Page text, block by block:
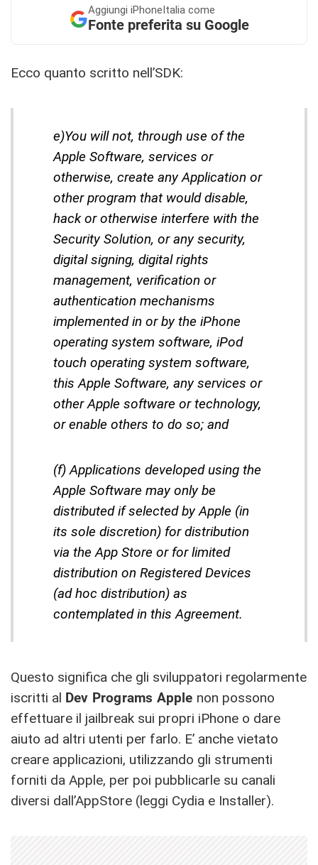
Aggiungi iPhoneItalia come
Fonte preferita su Google
Ecco quanto scritto nell’SDK:
e)You will not, through use of the
Apple Software, services or
otherwise, create any Application or
other program that would disable,
hack or otherwise interfere with the
Security Solution, or any security,
digital signing, digital rights
management, verification or
authentication mechanisms
implemented in or by the iPhone
operating system software, iPod
touch operating system software,
this Apple Software, any services or
other Apple software or technology,
or enable others to do so; and
(f) Applications developed using the
Apple Software may only be
distributed if selected by Apple (in
its sole discretion) for distribution
via the App Store or for limited
distribution on Registered Devices
(ad hoc distribution) as
contemplated in this Agreement.
Questo significa che gli sviluppatori regolarmente
iscritti al Dev Programs Apple non possono
effettuare il jailbreak sui propri iPhone o dare
aiuto ad altri utenti per farlo. E’ anche vietato
creare applicazioni, utilizzando gli strumenti
forniti da Apple, per poi pubblicarle su canali
diversi dall’AppStore (leggi Cydia e Installer).